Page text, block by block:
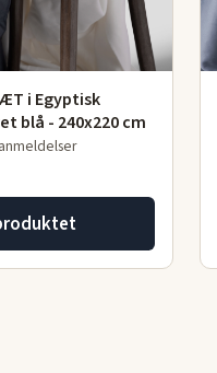
i Egyptisk
blå - 240x220 cm